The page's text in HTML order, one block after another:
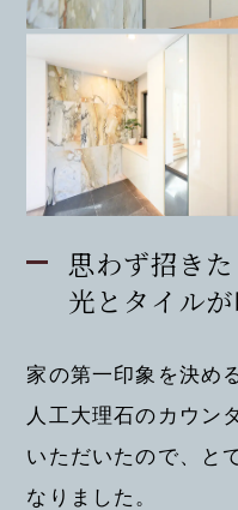
思わず招き
光とタイル
家の第一印象を決め
人工大理石のカウン
いただいたので、と
なりました。